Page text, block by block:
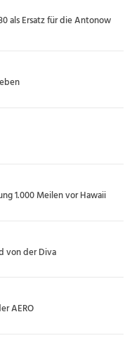
als Ersatz für die Antonow
1.000 Meilen vor Hawaii
von der Diva
AERO